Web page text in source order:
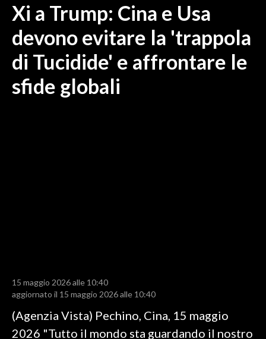
ITALIA
MONDO
POLITICA
CALCIO
CALCIO REGIONALE
BASKET
VOLLEY
Xi a Trump: Cina e Usa
devono evitare la 'trappola
di Tucidide' e affrontare le
sfide globali
15 maggio 2026 alle 10:40
aggiornato il 15 maggio 2026 alle 10:40
(Agenzia Vista) Pechino, Cina, 15 maggio
2026 "Tutto il mondo sta guardando il nostro